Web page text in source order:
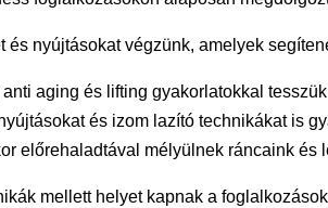
és nyújtásokat végzünk, amelyek
aging és lifting gyakorlatokkal
és izom lazító technikákat is
előrehaladtával mélyülnek ráncaink és
mellett helyet kapnak a